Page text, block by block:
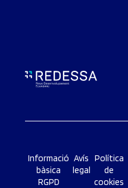
Informació
bàsica
RGPD
Avís
legal
Política
de
cookies